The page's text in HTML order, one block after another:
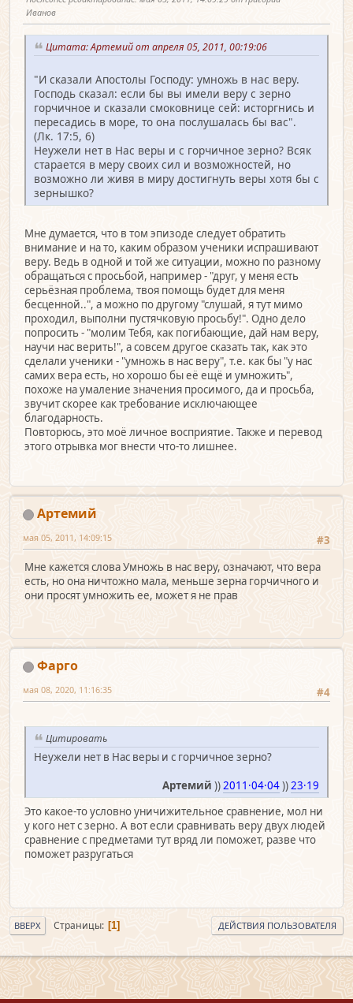
Иванов
Цитата: Артемий от апреля 05, 2011, 00:19:06
"И сказали Апостолы Господу: умножь в нас веру.
Господь сказал: если бы вы имели веру с зерно
горчичное и сказали смоковнице сей: исторгнись и
пересадись в море, то она послушалась бы вас".
(Лк. 17:5, 6)
Неужели нет в Нас веры и с горчичное зерно? Всяк
старается в меру своих сил и возможностей, но
возможно ли живя в миру достигнуть веры хотя бы с
зернышко?
Мне думается, что в том эпизоде следует обратить
внимание и на то, каким образом ученики испрашивают
веру. Ведь в одной и той же ситуации, можно по разному
обращаться с просьбой, например - "друг, у меня есть
серьёзная проблема, твоя помощь будет для меня
бесценной..", а можно по другому "слушай, я тут мимо
проходил, выполни пустячковую просьбу!". Одно дело
попросить - "молим Тебя, как погибающие, дай нам веру,
научи нас верить!", а совсем другое сказать так, как это
сделали ученики - "умножь в нас веру", т.е. как бы "у нас
самих вера есть, но хорошо бы её ещё и умножить",
похоже на умаление значения просимого, да и просьба,
звучит скорее как требование исключающее
благодарность.
Повторюсь, это моё личное восприятие. Также и перевод
этого отрывка мог внести что-то лишнее.
Артемий
#3
мая 05, 2011, 14:09:15
Мне кажется слова Умножь в нас веру, означают, что вера
есть, но она ничтожно мала, меньше зерна горчичного и
они просят умножить ее, может я не прав
Фарго
#4
мая 08, 2020, 11:16:35
Цитировать
Неужели нет в Нас веры и с горчичное зерно?
Артемий ))2011·04·04))23·19
Это какое-то условно уничижительное сравнение, мол ни
у кого нет с зерно. А вот если сравнивать веру двух людей
сравнение с предметами тут вряд ли поможет, разве что
поможет разругаться
ВВЕРХ Страницы 1 ДЕЙСТВИЯ ПОЛЬЗОВАТЕЛЯ